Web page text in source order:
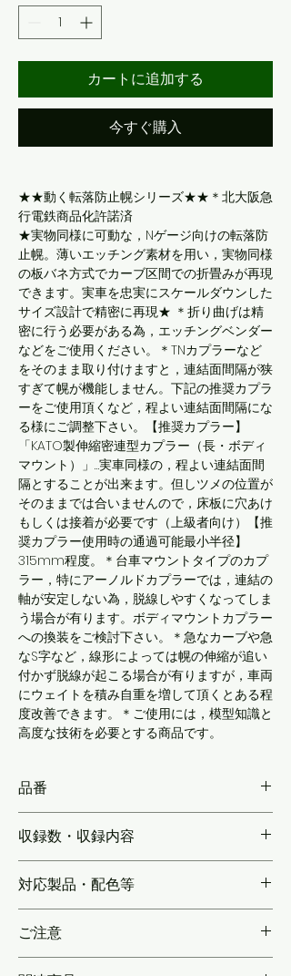
カートに追加する
今すぐ購入
★★動く転落防止幌シリーズ★★＊北大阪急
行電鉄商品化許諾済
★実物同様に可動な，Nゲージ向けの転落防
止幌。薄いエッチング素材を用い，実物同様
の板バネ方式でカーブ区間での折畳みが再現
できます。実車を忠実にスケールダウンした
サイズ設計で精密に再現★ ＊折り曲げは精
密に行う必要がある為，エッチングベンダー
などをご使用ください。＊TNカプラーなど
をそのまま取り付けますと，連結面間隔が狭
すぎて幌が機能しません。下記の推奨カプラ
ーをご使用頂くなど，程よい連結面間隔にな
る様にご調整下さい。【推奨カプラー】
「KATO製伸縮密連型カプラー（長・ボディ
マウント）」…実車同様の，程よい連結面間
隔とすることが出来ます。但しツメの位置が
そのままでは合いませんので，床板に穴あけ
もしくは接着が必要です（上級者向け）【推
奨カプラー使用時の通過可能最小半径】
315mm程度。＊台車マウントタイプのカプ
ラー，特にアーノルドカプラーでは，連結の
軸が安定しない為，脱線しやすくなってしま
う場合が有ります。ボディマウントカプラー
への換装をご検討下さい。＊急なカーブや急
なS字など，線形によっては幌の伸縮が追い
付かず脱線が起こる場合が有りますが，車両
にウェイトを積み自重を増して頂くとある程
度改善できます。＊ご使用には，模型知識と
高度な技術を必要とする商品です。
品番
収録数・収録内容
落防止幌】北急8000形／9000形で共通設
計の転落防止幌。8000形の車体色に着色済
みですが，板バネ部の表面をヤスリ(#400)
などで削り出して頂くと，実物同様の塗分け
対応製品・配色等
ご注意